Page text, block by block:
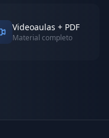
Videoaulas + PDF
Material completo